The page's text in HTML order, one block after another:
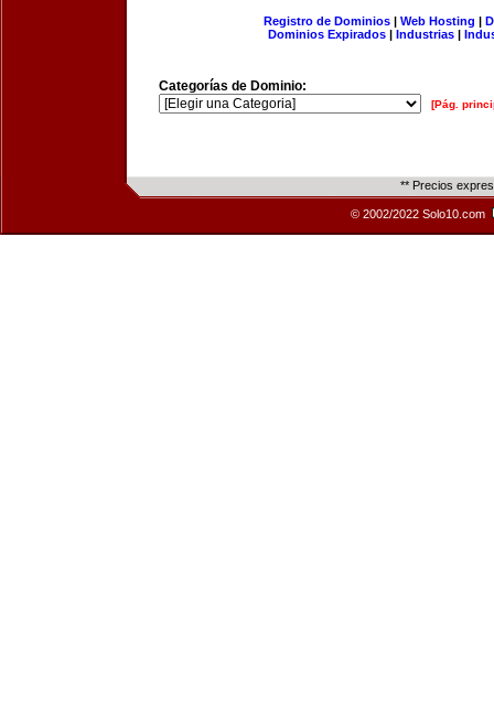
Registro de Dominios| Web Hosting |
Dominios Expirados | Industrias |
Categorías de Dominio:
[Pág.
** Precios
© 2002/2022 Solo10.com